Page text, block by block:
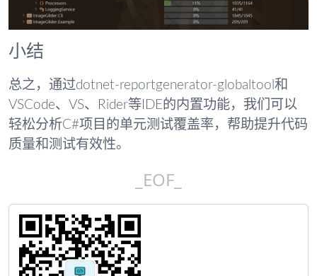
小结
总之，通过dotnet-reportgenerator-globaltool和
VSCode、VS、Rider等IDE的内置功能，我们可以
轻松分析C#项目的单元测试覆盖率，帮助提升代码
质量和测试有效性。
_EOF_